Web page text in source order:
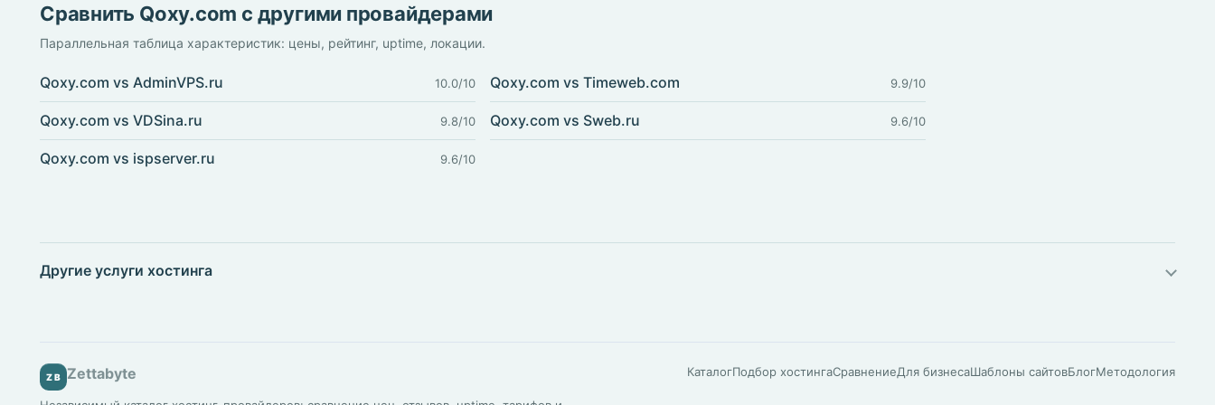
Сравнить Qoxy.com с другими провайдерами
Параллельная таблица характеристик: цены, рейтинг, uptime, локации.
Qoxy.com vs AdminVPS.ru 10.0/10 Qoxy.com vs Timeweb.com 9.9/10
Qoxy.com vs VDSina.ru 9.8/10 Qoxy.com vs Sweb.ru 9.6/10
Qoxy.com vs ispserver.ru 9.6/10
Другие услуги хостинга
ZB Zettabyte КаталогПодбор хостингаСравнениеДля бизнесаШаблоны сайтовБлогМетодология